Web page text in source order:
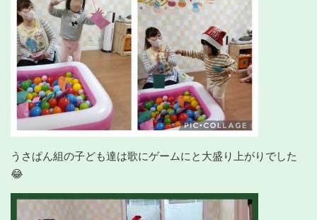
うさぱん組の子ども達は歌にゲームにと大盛り上がりでした
😂